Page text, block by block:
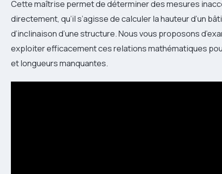
Cette maîtrise permet de déterminer des mesures
directement, qu’il s’agisse de calculer la hauteur d’un
d’inclinaison d’une structure. Nous vous proposons
exploiter efficacement ces relations mathématiques
et longueurs manquantes.